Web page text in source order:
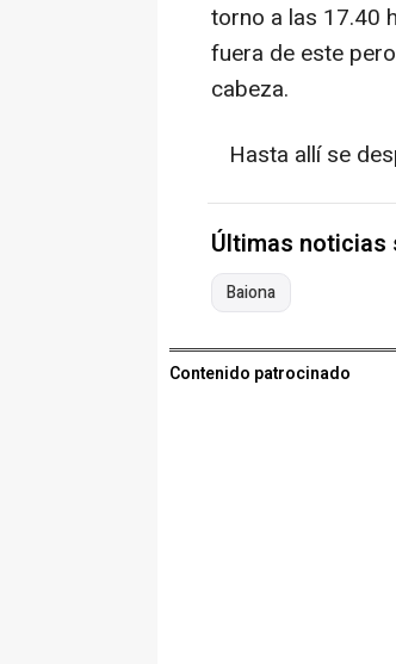
torno a las 17.40
fuera de este
cabeza.
Hasta allí se
Últimas noticias
Baiona
Contenido patrocinado